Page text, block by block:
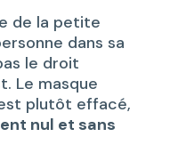
de la petite
dans sa
le droit
Le masque
plutôt effacé,
nul et sans